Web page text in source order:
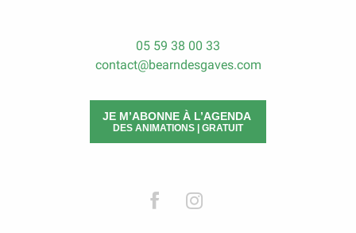
05 59 38 00 33
contact@bearndesgaves.com
JE M’ABONNE À L’AGENDA
DES ANIMATIONS | GRATUIT